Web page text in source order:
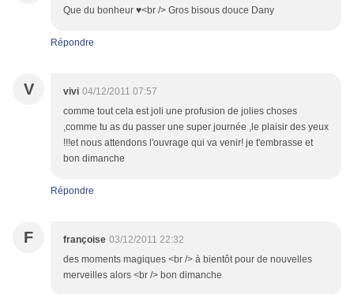
Que du bonheur ♥<br /> Gros bisous douce Dany
Répondre
V vivi 04/12/2011 07:57
comme tout cela est joli une profusion de jolies choses
,comme tu as du passer une super journée ,le plaisir des yeux
!!!et nous attendons l'ouvrage qui va venir! je t'embrasse et
bon dimanche
Répondre
F françoise 03/12/2011 22:32
des moments magiques <br /> à bientôt pour de nouvelles
merveilles alors <br /> bon dimanche